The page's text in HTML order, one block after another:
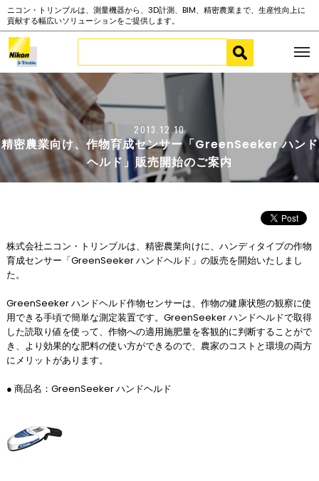
ニコン・トリンブルは、測量機器から、3D計測、BIM、精密農業まで、生産性向上に
貢献する幅広いソリューションをご提供します。
2013.12.10
精密農業向け、作物育成センサー「GreenSeeker ハンド
ヘルド」販売開始のご案内
株式会社ニコン・トリンブルは、精密農業向けに、ハンディタイプの作物
育成センサー「GreenSeeker ハンドヘルド」の販売を開始いたしまし
た。
GreenSeeker ハンドヘルド作物センサーは、作物の健康状態の観察に使
用できる手頃で簡単な測定装置です。GreenSeeker ハンドヘルドで取得
した読取り値を使って、作物への適用施肥量を客観的に判断することがで
き、より効果的な肥料の使い方ができるので、農家のコストと環境の両方
にメリットがあります。
● 商品名：GreenSeeker ハンドヘルド